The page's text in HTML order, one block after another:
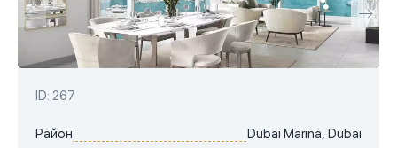
ID: 267
Район Dubai Marina, Dubai